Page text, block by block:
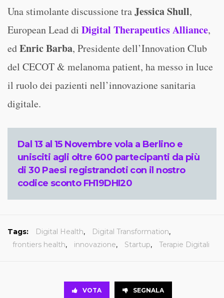
Una stimolante discussione traJessica Shull,
European Lead di Digital Therapeutics Alliance,
edEnric Barba, Presidente dell’Innovation Club
del CECOT & melanoma patient, ha messo in luce
il ruolo dei pazienti nell’innovazione sanitaria
digitale.
Dal 13 al 15 Novembre vola a Berlino e
unisciti agli oltre 600 partecipanti da più
di 30 Paesi registrandoti con il nostro
codice sconto FH19DHI20
Tags: Digital Health, Digital Transformation,
frontiers health, innovazione, Startup, Terapie Digitali
VOTA SEGNALA